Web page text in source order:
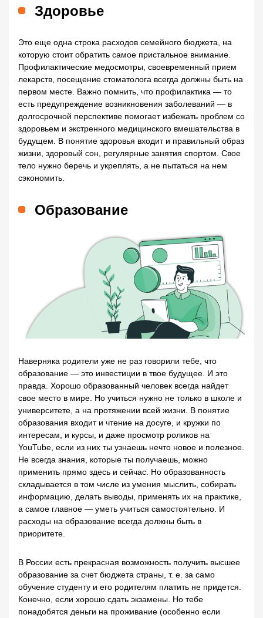
Здоровье
Это еще одна строка расходов семейного бюджета, на
которую стоит обратить самое пристальное внимание.
Профилактические медосмотры, своевременный прием
лекарств, посещение стоматолога всегда должны быть на
первом месте. Важно помнить, что профилактика — то
есть предупреждение возникновения заболеваний — в
долгосрочной перспективе помогает избежать проблем со
здоровьем и экстренного медицинского вмешательства в
будущем. В понятие здоровья входит и правильный образ
жизни, здоровый сон, регулярные занятия спортом. Свое
тело нужно беречь и укреплять, а не пытаться на нем
сэкономить.
Образование
Наверняка родители уже не раз говорили тебе, что
образование — это инвестиции в твое будущее. И это
правда. Хорошо образованный человек всегда найдет
свое место в мире. Но учиться нужно не только в школе и
университете, а на протяжении всей жизни. В понятие
образования входит и чтение на досуге, и кружки по
интересам, и курсы, и даже просмотр роликов на
YouTube, если из них ты узнаешь нечто новое и полезное.
Не всегда знания, которые ты получаешь, можно
применить прямо здесь и сейчас. Но образованность
складывается в том числе из умения мыслить, собирать
информацию, делать выводы, применять их на практике,
а самое главное — уметь учиться самостоятельно. И
расходы на образование всегда должны быть в
приоритете.
В России есть прекрасная возможность получить высшее
образование за счет бюджета страны, т. е. за само
обучение студенту и его родителям платить не придется.
Конечно, если хорошо сдать экзамены. Но тебе
понадобятся деньги на проживание (особенно если